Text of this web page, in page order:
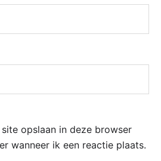
opslaan in deze browser
wanneer ik een reactie plaats.